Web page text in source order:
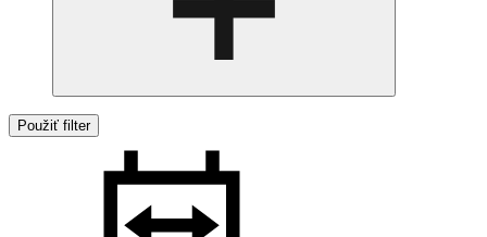
Použiť filter